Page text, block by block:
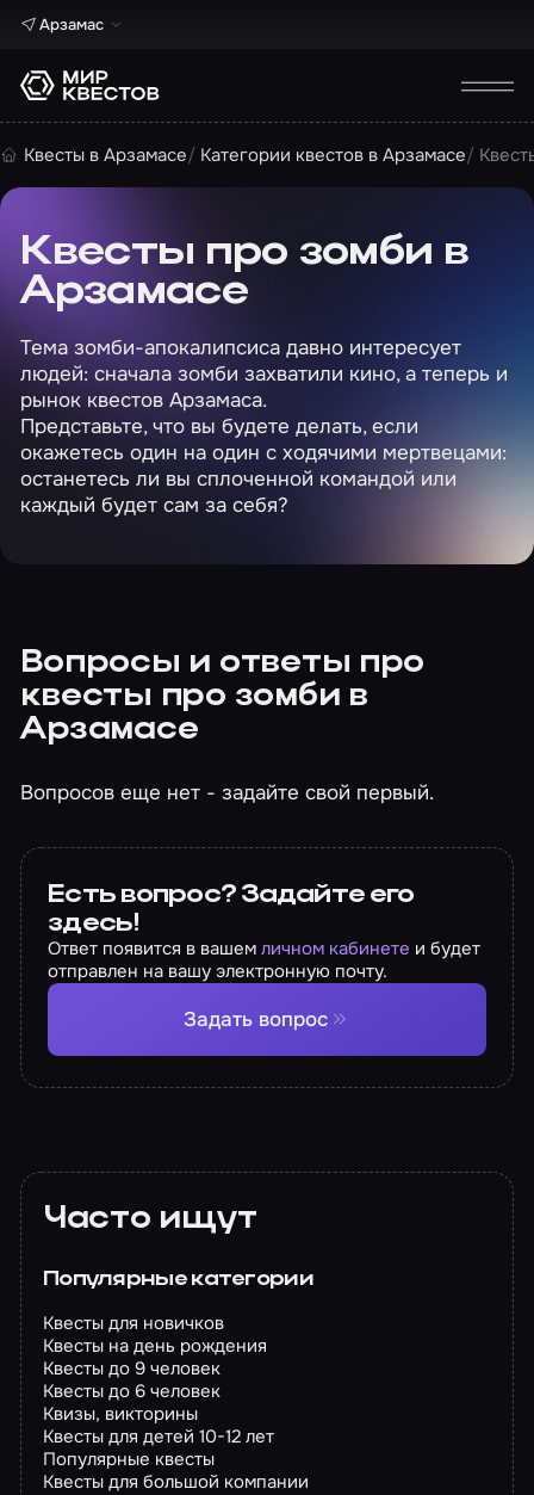
Арзамас
Квесты в Арзамасе Категории квестов в Арзамасе
Квесты про зомби в
Арзамасе
Тема зомби-апокалипсиса давно интересует
людей: сначала зомби захватили кино, а теперь и
рынок квестов Арзамаса.
Представьте, что вы будете делать, если
окажетесь один на один с ходячими мертвецами:
останетесь ли вы сплоченной командой или
каждый будет сам за себя?
Вопросы и ответы про
квесты про зомби в
Арзамасе
Вопросов еще нет - задайте свой первый.
Есть вопрос? Задайте его
здесь!
Ответ появится в вашемличном кабинете и будет
отправлен на вашу электронную почту.
Задать вопрос
Часто ищут
Популярные категории
Квесты для новичков
Квесты на день рождения
Квесты до 9 человек
Квесты до 6 человек
Квизы, викторины
Квесты для детей 10-12 лет
Популярные квесты
Квесты для большой компании